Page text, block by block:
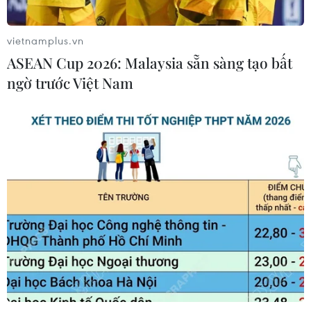
Quảng Trị triệt phá đường dây vận
chuyển hơn 210kg vật liệu nổ
08/08/2026 01:59
dàn cảnh cướp giật tại Tân Huê Viên
TP Hồ Chí Minh: Bắt khẩn cấp bảo
mẫu có hành vi bạo hành trẻ tại
trường mầm non
08/08/2026 01:33
vietnamplus.vn
ASEAN Cup 2026: Malaysia sẵn sàng tạo bất
ngờ trước Việt Nam